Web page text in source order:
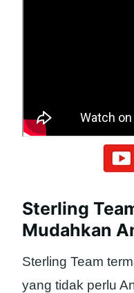
Sterling
Mudahkan
Sterling Team
yang tidak perlu